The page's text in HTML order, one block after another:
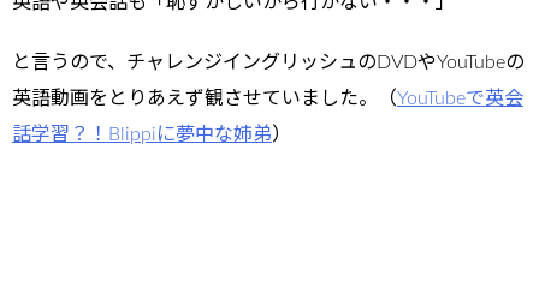
と言うので、チャレンジイングリッシュのDVDやYouTubeの
英語動画をとりあえず観させていました。（YouTubeで英会
話学習？！Blippiに夢中な姉弟）